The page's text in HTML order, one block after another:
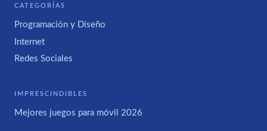
CATEGORÍAS
Programación y Diseño
Internet
Redes Sociales
IMPRESCINDIBLES
Mejores juegos para móvil 2026